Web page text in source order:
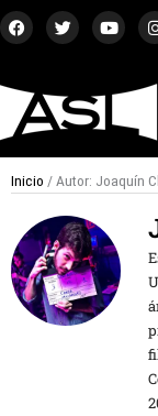
al
F
a
c
o
k
T
w
i
e
r
Y
o
u
b
I
s
a
Inicio / Autor: Joaquín